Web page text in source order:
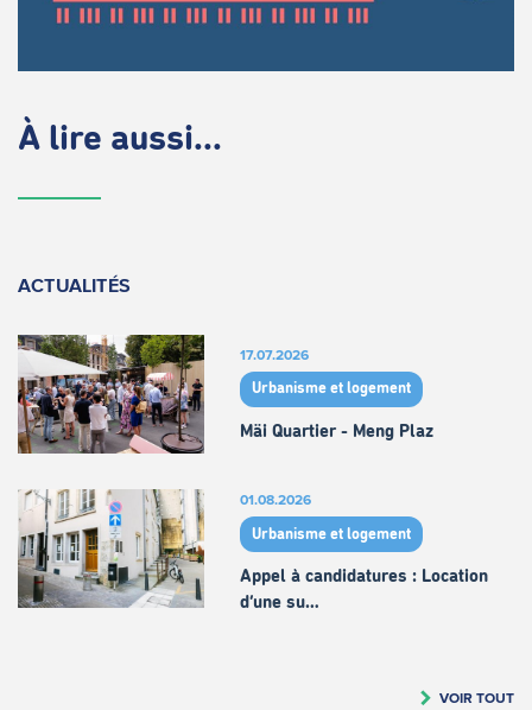
À lire aussi...
ACTUALITÉS
17.07.2026
Urbanisme et logement
Mäi Quartier - Meng Plaz
01.08.2026
Urbanisme et logement
Appel à candidatures : Location
d’une su…
VOIR TOUT